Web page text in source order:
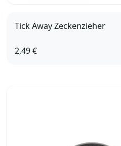
Tick Away Zeckenzieher
2,49 €